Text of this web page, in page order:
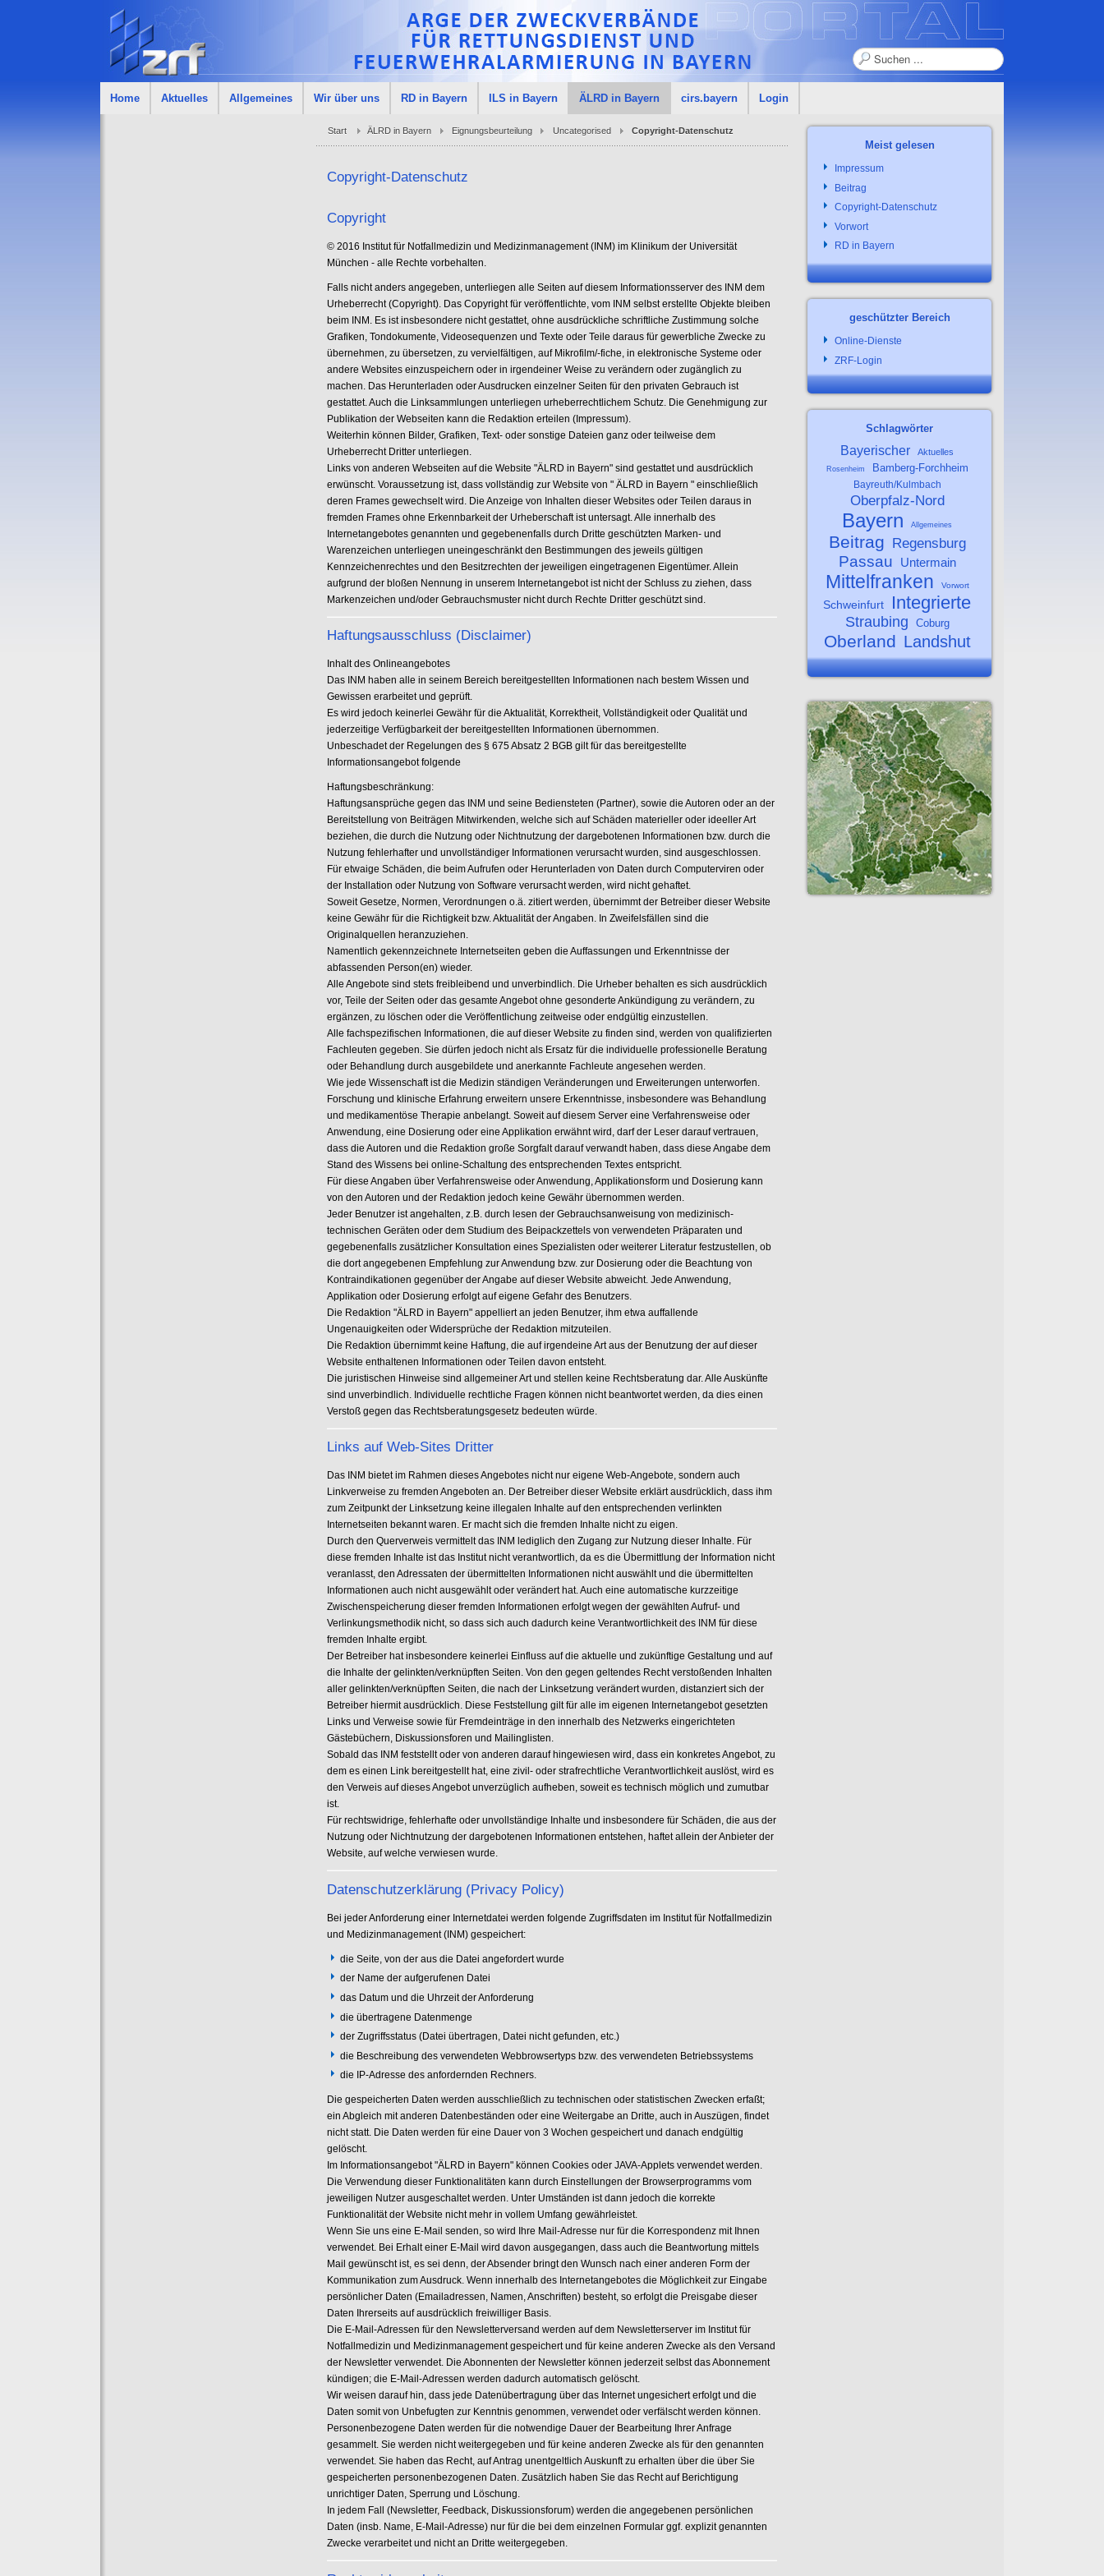
Suchen
Home Aktuelles Allgemeines Wir über uns RD in Bayern ILS in Bayern ÄLRD in Bayern cirs.bayern Login
Start ÄLRD in Bayern Eignungsbeurteilung Uncategorised Copyright-Datenschutz
Copyright-Datenschutz
Copyright
© 2016 Institut für Notfallmedizin und Medizinmanagement (INM) im Klinikum der Universität
München - alle Rechte vorbehalten.
Falls nicht anders angegeben, unterliegen alle Seiten auf diesem Informationsserver des INM dem
Urheberrecht (Copyright). Das Copyright für veröffentlichte, vom INM selbst erstellte Objekte bleiben
beim INM. Es ist insbesondere nicht gestattet, ohne ausdrückliche schriftliche Zustimmung solche
Grafiken, Tondokumente, Videosequenzen und Texte oder Teile daraus für gewerbliche Zwecke zu
übernehmen, zu übersetzen, zu vervielfältigen, auf Mikrofilm/-fiche, in elektronische Systeme oder
andere Websites einzuspeichern oder in irgendeiner Weise zu verändern oder zugänglich zu
machen. Das Herunterladen oder Ausdrucken einzelner Seiten für den privaten Gebrauch ist
gestattet. Auch die Linksammlungen unterliegen urheberrechtlichem Schutz. Die Genehmigung zur
Publikation der Webseiten kann die Redaktion erteilen (Impressum).
Weiterhin können Bilder, Grafiken, Text- oder sonstige Dateien ganz oder teilweise dem
Urheberrecht Dritter unterliegen.
Links von anderen Webseiten auf die Website "ÄLRD in Bayern" sind gestattet und ausdrücklich
erwünscht. Voraussetzung ist, dass vollständig zur Website von " ÄLRD in Bayern " einschließlich
deren Frames gewechselt wird. Die Anzeige von Inhalten dieser Websites oder Teilen daraus in
fremden Frames ohne Erkennbarkeit der Urheberschaft ist untersagt. Alle innerhalb des
Internetangebotes genannten und gegebenenfalls durch Dritte geschützten Marken- und
Warenzeichen unterliegen uneingeschränkt den Bestimmungen des jeweils gültigen
Kennzeichenrechtes und den Besitzrechten der jeweiligen eingetragenen Eigentümer. Allein
aufgrund der bloßen Nennung in unserem Internetangebot ist nicht der Schluss zu ziehen, dass
Markenzeichen und/oder Gebrauchsmuster nicht durch Rechte Dritter geschützt sind.
Haftungsausschluss (Disclaimer)
Inhalt des Onlineangebotes
Das INM haben alle in seinem Bereich bereitgestellten Informationen nach bestem Wissen und
Gewissen erarbeitet und geprüft.
Es wird jedoch keinerlei Gewähr für die Aktualität, Korrektheit, Vollständigkeit oder Qualität und
jederzeitige Verfügbarkeit der bereitgestellten Informationen übernommen.
Unbeschadet der Regelungen des § 675 Absatz 2 BGB gilt für das bereitgestellte
Informationsangebot folgende
Haftungsbeschränkung:
Haftungsansprüche gegen das INM und seine Bediensteten (Partner), sowie die Autoren oder an der
Bereitstellung von Beiträgen Mitwirkenden, welche sich auf Schäden materieller oder ideeller Art
beziehen, die durch die Nutzung oder Nichtnutzung der dargebotenen Informationen bzw. durch die
Nutzung fehlerhafter und unvollständiger Informationen verursacht wurden, sind ausgeschlossen.
Für etwaige Schäden, die beim Aufrufen oder Herunterladen von Daten durch Computerviren oder
der Installation oder Nutzung von Software verursacht werden, wird nicht gehaftet.
Soweit Gesetze, Normen, Verordnungen o.ä. zitiert werden, übernimmt der Betreiber dieser Website
keine Gewähr für die Richtigkeit bzw. Aktualität der Angaben. In Zweifelsfällen sind die
Originalquellen heranzuziehen.
Namentlich gekennzeichnete Internetseiten geben die Auffassungen und Erkenntnisse der
abfassenden Person(en) wieder.
Alle Angebote sind stets freibleibend und unverbindlich. Die Urheber behalten es sich ausdrücklich
vor, Teile der Seiten oder das gesamte Angebot ohne gesonderte Ankündigung zu verändern, zu
ergänzen, zu löschen oder die Veröffentlichung zeitweise oder endgültig einzustellen.
Alle fachspezifischen Informationen, die auf dieser Website zu finden sind, werden von qualifizierten
Fachleuten gegeben. Sie dürfen jedoch nicht als Ersatz für die individuelle professionelle Beratung
oder Behandlung durch ausgebildete und anerkannte Fachleute angesehen werden.
Wie jede Wissenschaft ist die Medizin ständigen Veränderungen und Erweiterungen unterworfen.
Forschung und klinische Erfahrung erweitern unsere Erkenntnisse, insbesondere was Behandlung
und medikamentöse Therapie anbelangt. Soweit auf diesem Server eine Verfahrensweise oder
Anwendung, eine Dosierung oder eine Applikation erwähnt wird, darf der Leser darauf vertrauen,
dass die Autoren und die Redaktion große Sorgfalt darauf verwandt haben, dass diese Angabe dem
Stand des Wissens bei online-Schaltung des entsprechenden Textes entspricht.
Für diese Angaben über Verfahrensweise oder Anwendung, Applikationsform und Dosierung kann
von den Autoren und der Redaktion jedoch keine Gewähr übernommen werden.
Jeder Benutzer ist angehalten, z.B. durch lesen der Gebrauchsanweisung von medizinisch-
technischen Geräten oder dem Studium des Beipackzettels von verwendeten Präparaten und
gegebenenfalls zusätzlicher Konsultation eines Spezialisten oder weiterer Literatur festzustellen, ob
die dort angegebenen Empfehlung zur Anwendung bzw. zur Dosierung oder die Beachtung von
Kontraindikationen gegenüber der Angabe auf dieser Website abweicht. Jede Anwendung,
Applikation oder Dosierung erfolgt auf eigene Gefahr des Benutzers.
Die Redaktion "ÄLRD in Bayern" appelliert an jeden Benutzer, ihm etwa auffallende
Ungenauigkeiten oder Widersprüche der Redaktion mitzuteilen.
Die Redaktion übernimmt keine Haftung, die auf irgendeine Art aus der Benutzung der auf dieser
Website enthaltenen Informationen oder Teilen davon entsteht.
Die juristischen Hinweise sind allgemeiner Art und stellen keine Rechtsberatung dar. Alle Auskünfte
sind unverbindlich. Individuelle rechtliche Fragen können nicht beantwortet werden, da dies einen
Verstoß gegen das Rechtsberatungsgesetz bedeuten würde.
Links auf Web-Sites Dritter
Das INM bietet im Rahmen dieses Angebotes nicht nur eigene Web-Angebote, sondern auch
Linkverweise zu fremden Angeboten an. Der Betreiber dieser Website erklärt ausdrücklich, dass ihm
zum Zeitpunkt der Linksetzung keine illegalen Inhalte auf den entsprechenden verlinkten
Internetseiten bekannt waren. Er macht sich die fremden Inhalte nicht zu eigen.
Durch den Querverweis vermittelt das INM lediglich den Zugang zur Nutzung dieser Inhalte. Für
diese fremden Inhalte ist das Institut nicht verantwortlich, da es die Übermittlung der Information nicht
veranlasst, den Adressaten der übermittelten Informationen nicht auswählt und die übermittelten
Informationen auch nicht ausgewählt oder verändert hat. Auch eine automatische kurzzeitige
Zwischenspeicherung dieser fremden Informationen erfolgt wegen der gewählten Aufruf- und
Verlinkungsmethodik nicht, so dass sich auch dadurch keine Verantwortlichkeit des INM für diese
fremden Inhalte ergibt.
Der Betreiber hat insbesondere keinerlei Einfluss auf die aktuelle und zukünftige Gestaltung und auf
die Inhalte der gelinkten/verknüpften Seiten. Von den gegen geltendes Recht verstoßenden Inhalten
aller gelinkten/verknüpften Seiten, die nach der Linksetzung verändert wurden, distanziert sich der
Betreiber hiermit ausdrücklich. Diese Feststellung gilt für alle im eigenen Internetangebot gesetzten
Links und Verweise sowie für Fremdeinträge in den innerhalb des Netzwerks eingerichteten
Gästebüchern, Diskussionsforen und Mailinglisten.
Sobald das INM feststellt oder von anderen darauf hingewiesen wird, dass ein konkretes Angebot, zu
dem es einen Link bereitgestellt hat, eine zivil- oder strafrechtliche Verantwortlichkeit auslöst, wird es
den Verweis auf dieses Angebot unverzüglich aufheben, soweit es technisch möglich und zumutbar
ist.
Für rechtswidrige, fehlerhafte oder unvollständige Inhalte und insbesondere für Schäden, die aus der
Nutzung oder Nichtnutzung der dargebotenen Informationen entstehen, haftet allein der Anbieter der
Website, auf welche verwiesen wurde.
Datenschutzerklärung (Privacy Policy)
Bei jeder Anforderung einer Internetdatei werden folgende Zugriffsdaten im Institut für Notfallmedizin
und Medizinmanagement (INM) gespeichert:
die Seite, von der aus die Datei angefordert wurde
der Name der aufgerufenen Datei
das Datum und die Uhrzeit der Anforderung
die übertragene Datenmenge
der Zugriffsstatus (Datei übertragen, Datei nicht gefunden, etc.)
die Beschreibung des verwendeten Webbrowsertyps bzw. des verwendeten Betriebssystems
die IP-Adresse des anfordernden Rechners.
Die gespeicherten Daten werden ausschließlich zu technischen oder statistischen Zwecken erfaßt;
ein Abgleich mit anderen Datenbeständen oder eine Weitergabe an Dritte, auch in Auszügen, findet
nicht statt. Die Daten werden für eine Dauer von 3 Wochen gespeichert und danach endgültig
gelöscht.
Im Informationsangebot "ÄLRD in Bayern" können Cookies oder JAVA-Applets verwendet werden.
Die Verwendung dieser Funktionalitäten kann durch Einstellungen der Browserprogramms vom
jeweiligen Nutzer ausgeschaltet werden. Unter Umständen ist dann jedoch die korrekte
Funktionalität der Website nicht mehr in vollem Umfang gewährleistet.
Wenn Sie uns eine E-Mail senden, so wird Ihre Mail-Adresse nur für die Korrespondenz mit Ihnen
verwendet. Bei Erhalt einer E-Mail wird davon ausgegangen, dass auch die Beantwortung mittels
Mail gewünscht ist, es sei denn, der Absender bringt den Wunsch nach einer anderen Form der
Kommunikation zum Ausdruck. Wenn innerhalb des Internetangebotes die Möglichkeit zur Eingabe
persönlicher Daten (Emailadressen, Namen, Anschriften) besteht, so erfolgt die Preisgabe dieser
Daten Ihrerseits auf ausdrücklich freiwilliger Basis.
Die E-Mail-Adressen für den Newsletterversand werden auf dem Newsletterserver im Institut für
Notfallmedizin und Medizinmanagement gespeichert und für keine anderen Zwecke als den Versand
der Newsletter verwendet. Die Abonnenten der Newsletter können jederzeit selbst das Abonnement
kündigen; die E-Mail-Adressen werden dadurch automatisch gelöscht.
Wir weisen darauf hin, dass jede Datenübertragung über das Internet ungesichert erfolgt und die
Daten somit von Unbefugten zur Kenntnis genommen, verwendet oder verfälscht werden können.
Personenbezogene Daten werden für die notwendige Dauer der Bearbeitung Ihrer Anfrage
gesammelt. Sie werden nicht weitergegeben und für keine anderen Zwecke als für den genannten
verwendet. Sie haben das Recht, auf Antrag unentgeltlich Auskunft zu erhalten über die über Sie
gespeicherten personenbezogenen Daten. Zusätzlich haben Sie das Recht auf Berichtigung
unrichtiger Daten, Sperrung und Löschung.
In jedem Fall (Newsletter, Feedback, Diskussionsforum) werden die angegebenen persönlichen
Daten (insb. Name, E-Mail-Adresse) nur für die bei dem einzelnen Formular ggf. explizit genannten
Zwecke verarbeitet und nicht an Dritte weitergegeben.
Meist gelesen
Impressum
Beitrag
Copyright-Datenschutz
Vorwort
RD in Bayern
geschützter Bereich
Online-Dienste
ZRF-Login
Schlagwörter
Bayerischer Aktuelles
Rosenheim Bamberg-Forchheim
Bayreuth/Kulmbach
Oberpfalz-Nord
Bayern Allgemeines
Beitrag Regensburg
Passau Untermain
Mittelfranken Vorwort
Schweinfurt Integrierte
Straubing Coburg
Oberland Landshut